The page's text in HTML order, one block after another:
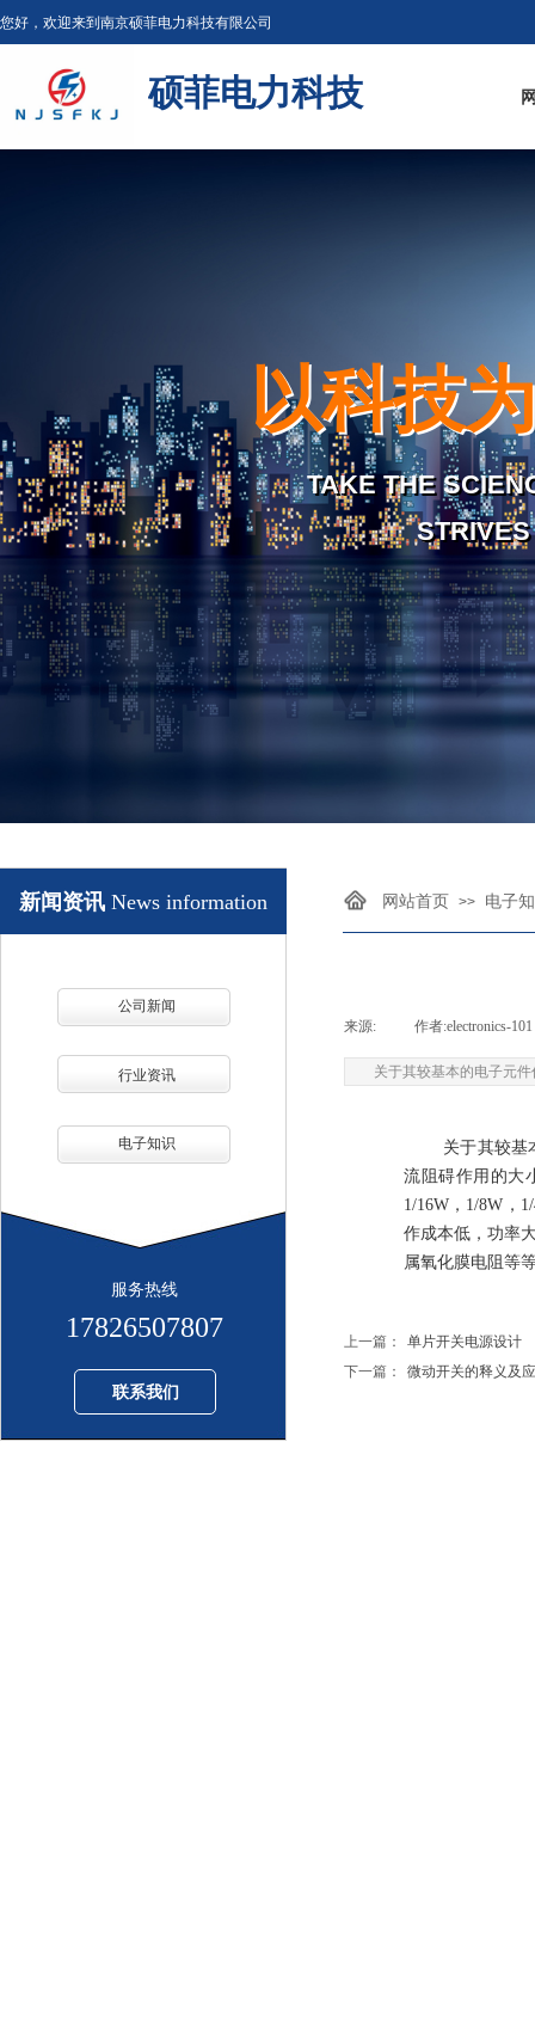
您好，欢迎来到南京硕菲电力科技有限公司
硕菲电力科技
以科技
TAKE THE
网站首页 >> 电子
新闻资讯 News information
公司新闻
行业资讯
电子知识
服务热线
17826507807
联系我们
来源: 作者:electronics-101
关于其较基本的电子元
关于其较基
流阻碍作用的大
1/16W，1/8W，
作成本低，功率
属氧化膜电阻等
上一篇：
单片开关电源设计
下一篇：
微动开关的释义及